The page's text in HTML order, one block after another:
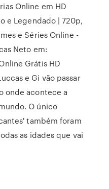
Online em HD
e Legendado | 720p,
e Séries Online -
Neto em:
Grátis HD
e Gi vão passar
onde acontece a
O único
também foram
as idades que vai